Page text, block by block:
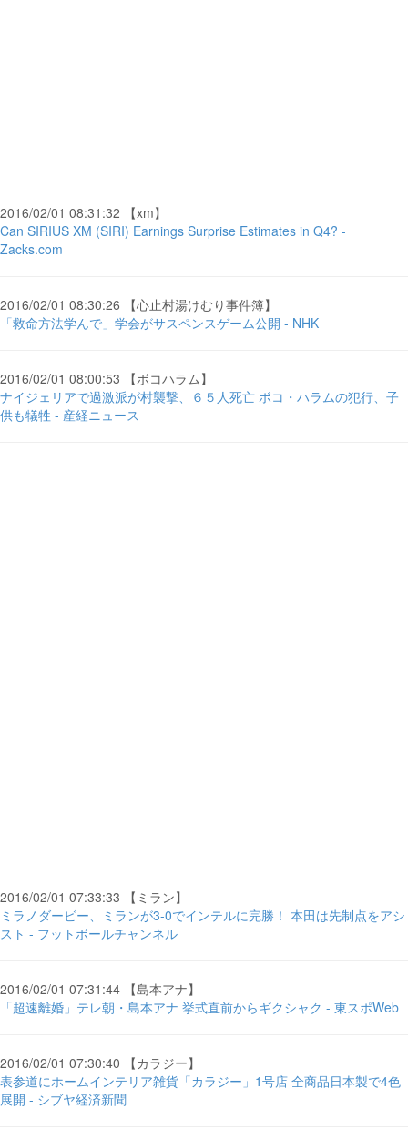
2016/02/01 08:31:32 【xm】
Can SIRIUS XM (SIRI) Earnings Surprise Estimates in Q4? -
Zacks.com
2016/02/01 08:30:26 【心止村湯けむり事件簿】
「救命方法学んで」学会がサスペンスゲーム公開 - NHK
2016/02/01 08:00:53 【ボコハラム】
ナイジェリアで過激派が村襲撃、６５人死亡 ボコ・ハラムの犯行、子
供も犠牲 - 産経ニュース
2016/02/01 07:33:33 【ミラン】
ミラノダービー、ミランが3-0でインテルに完勝！ 本田は先制点をアシ
スト - フットボールチャンネル
2016/02/01 07:31:44 【島本アナ】
「超速離婚」テレ朝・島本アナ 挙式直前からギクシャク - 東スポWeb
2016/02/01 07:30:40 【カラジー】
表参道にホームインテリア雑貨「カラジー」1号店 全商品日本製で4色
展開 - シブヤ経済新聞